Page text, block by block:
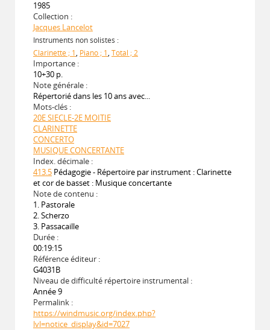
1985
Collection :
Jacques Lancelot
Instruments non solistes :
Clarinette ; 1, Piano ; 1, Total ; 2
Importance :
10+30 p.
Note générale :
Répertorié dans les 10 ans avec...
Mots-clés :
20E SIECLE-2E MOITIE
CLARINETTE
CONCERTO
MUSIQUE CONCERTANTE
Index. décimale :
413.5 Pédagogie - Répertoire par instrument : Clarinette
et cor de basset : Musique concertante
Note de contenu :
1. Pastorale
2. Scherzo
3. Passacaille
Durée :
00:19:15
Référence éditeur :
G4031B
Niveau de difficulté répertoire instrumental :
Année 9
Permalink :
https://windmusic.org/index.php?
lvl=notice_display&id=7027